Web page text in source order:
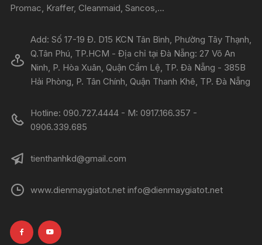
Promac, Kraffer, Cleanmaid, Sancos,...
Add: Số 17-19 Đ. D15 KCN Tân Bình, Phường Tây Thạnh,
Q.Tân Phú, TP.HCM - Địa chỉ tại Đà Nẵng: 27 Võ An
Ninh, P. Hòa Xuân, Quận Cẩm Lệ, TP. Đà Nẵng - 385B
Hải Phòng, P. Tân Chính, Quận Thanh Khê, TP. Đà Nẵng
Hotline: 090.727.4444 - M: 0917.166.357 -
0906.339.685
tienthanhkd@gmail.com
www.dienmaygiatot.net info@dienmaygiatot.net